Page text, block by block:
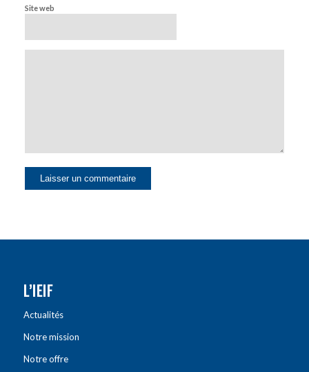
Site web
L’IEIF
Actualités
Notre mission
Notre offre